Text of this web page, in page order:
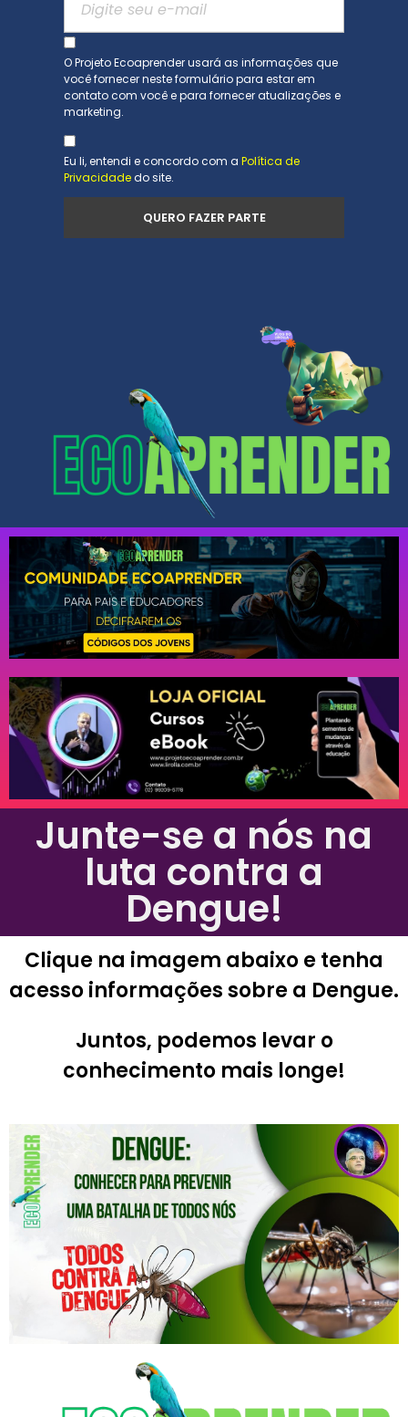
O Projeto Ecoaprender usará as informações que
você fornecer neste formulário para estar em
contato com você e para fornecer atualizações e
marketing.
Eu li, entendi e concordo com a Política de
Privacidadedo site.
Junte-se a nós na
luta contra a
Dengue!
Clique na imagem abaixo e tenha
acesso informações sobre a Dengue.
Juntos, podemos levar o
conhecimento mais longe!